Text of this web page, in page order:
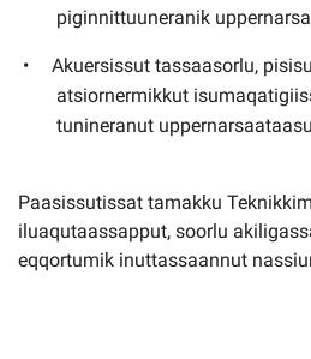
piginnittuuneranik
Akuersissut tassaasorlu,
atsiornermikkut
tunineranut
Paasissutissat tamakku
iluaqutaassapput, soorlu
eqqortumik inuttassaannut